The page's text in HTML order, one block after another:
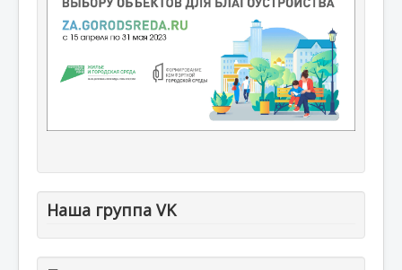
Наша группа VK